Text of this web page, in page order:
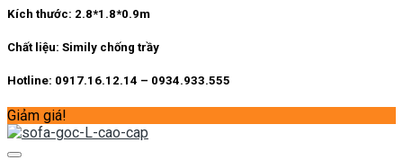
là:
Kích thước: 2.8*1.8*0.9m
Chất liệu: Simily chống trầy
Hotline: 0917.16.12.14 – 0934.933.555
Giảm giá!